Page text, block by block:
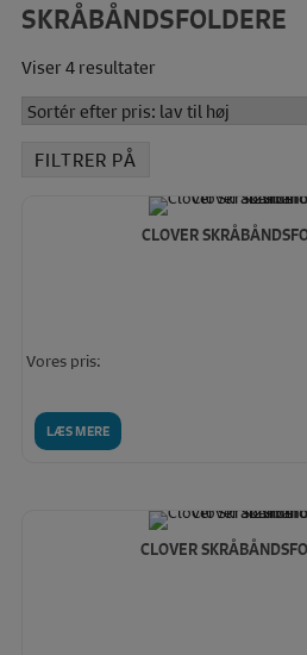
SKRÅBÅNDSFOLDERE
Viser 4 resultaterSorteret
efter
pris:
høj
FILTRER PÅ
CLOVER
LÆS MERE
Vores pris:
CLOVER